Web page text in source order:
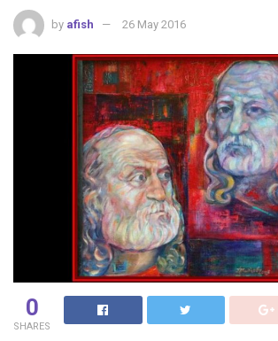
by afish 26 May 2016
0
SHARES